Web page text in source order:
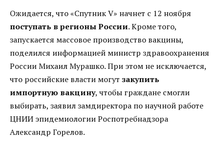
Ожидается, что «Спутник V» начнет с 12 ноября
поступать в регионы России. Кроме того,
запускается массовое производство вакцины,
поделился информацией министр здравоохранения
России Михаил Мурашко. При этом не исключается,
что российские власти могут закупить
импортную вакцину, чтобы граждане смогли
выбирать, заявил замдиректора по научной работе
ЦНИИ эпидемиологии Роспотребнадзора
Александр Горелов.